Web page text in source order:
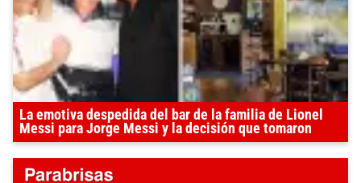
La emotiva despedida del bar de la familia de Lionel
Messi para Jorge Messi y la decisión que tomaron